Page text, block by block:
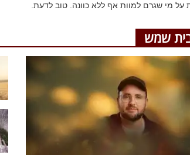
על מי שגרם למוות אף ללא כוונה. טוב לדעת.
שמש